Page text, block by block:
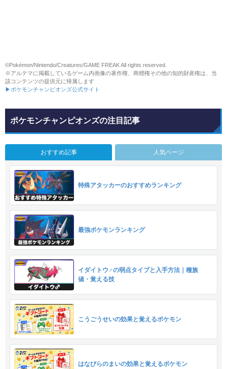
©Pokémon/Nintendo/Creatures/GAME FREAK All rights reserved.
※アルテマに掲載しているゲーム内画像の著作権、商標権その他の知的財産権は、当
該コンテンツの提供元に帰属します
▶ポケモンチャンピオンズ公式サイト
ポケモンチャンピオンズの注目記事
おすすめ記事 人気ページ
特殊アタッカーのおすすめランキング
最強ポケモンランキング
イダイトウ♂の弱点タイプと入手方法｜種族
値・覚える技
こうごうせいの効果と覚えるポケモン
はなびらのまいの効果と覚えるポケモン